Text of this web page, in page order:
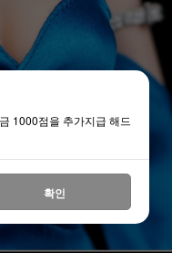
1000점을 추가지급 해드
확인